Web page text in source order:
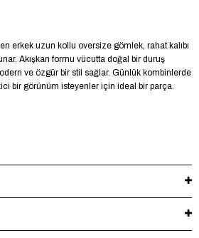
erkek uzun kollu oversize gömlek, rahat kalıbı
Akışkan formu vücutta doğal bir duruş
ve özgür bir stil sağlar. Günlük kombinlerde
bir görünüm isteyenler için ideal bir parça.
üzerinde M beden mevcuttur.
ağartıcı ve kurutucu kullanmayınız.